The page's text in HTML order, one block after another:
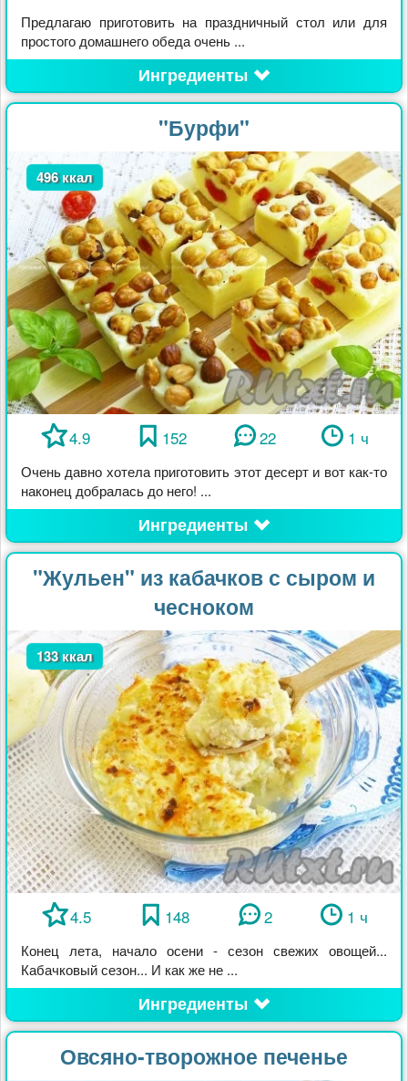
Предлагаю приготовить на праздничный стол или для
простого домашнего обеда очень ...
Ингредиенты
"Бурфи"
496 ккал
4.9 152 22 1 ч
Очень давно хотела приготовить этот десерт и вот как-то
наконец добралась до него! ...
Ингредиенты
"Жульен" из кабачков с сыром и
чесноком
133 ккал
4.5 148 2 1 ч
Конец лета, начало осени - сезон свежих овощей...
Кабачковый сезон... И как же не ...
Ингредиенты
Овсяно-творожное печенье